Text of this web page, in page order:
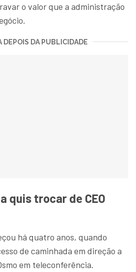
o valor que a administração
DEPOIS DA PUBLICIDADE
quis trocar de CEO
há quatro anos, quando
de caminhada em direção a
em teleconferência.